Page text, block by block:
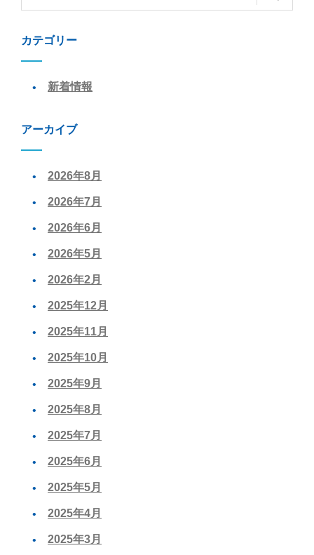
カテゴリー
新着情報
アーカイブ
2026年8月
2026年7月
2026年6月
2026年5月
2026年2月
2025年12月
2025年11月
2025年10月
2025年9月
2025年8月
2025年7月
2025年6月
2025年5月
2025年4月
2025年3月